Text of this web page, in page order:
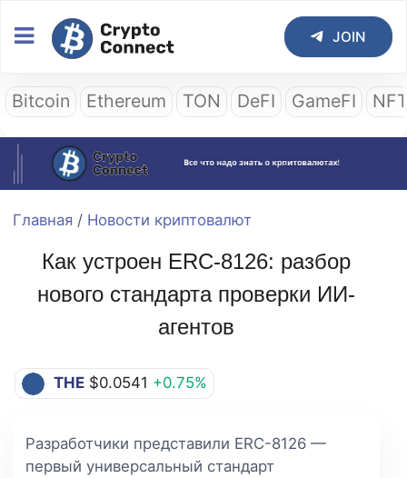
JOIN
Bitcoin Ethereum TON DeFI GameFI
Главная / Новости криптовалют
Как устроен ERC-8126: разбор
нового стандарта проверки ИИ-
агентов
THE $0.0541 +0.75%
Разработчики представили ERC-8126 —
первый универсальный стандарт